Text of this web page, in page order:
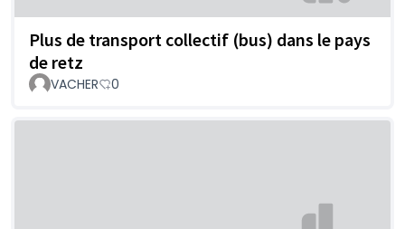
Plus de transport collectif (bus) dans le pays
de retz
VACHER 0